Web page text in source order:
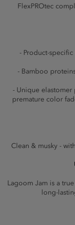
FlexPROtec
- Product-
- Bamboo
- Unique
premature color
Clean & musky -
Lagoom Jam is a
long-